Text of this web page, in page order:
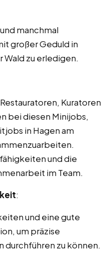
manchmal
großer Geduld in
Wald zu erledigen.
Kuratoren
bei diesen Minijobs,
in Hagen am
und die
im Team.
:
und eine gute
um präzise
durchführen zu können.